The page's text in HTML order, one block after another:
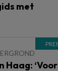
met
Haag: ‘Voor